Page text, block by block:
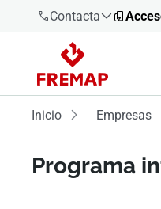
Contacta
900 61 00
61
Inicio Empresas
Programa